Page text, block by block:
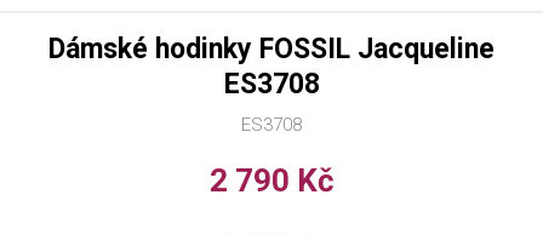
ES3708
Dámské hodinky FOSSIL Jacqueline
ES3708
2 790 Kč